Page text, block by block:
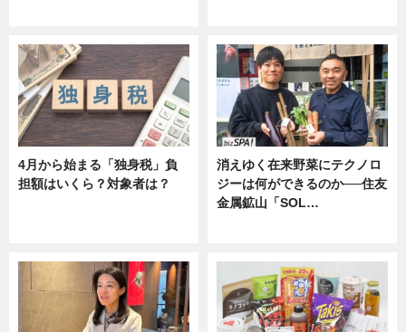
4月から始まる「独身税」負
担額はいくら？対象者は？
消えゆく在来野菜にテクノロ
ジーは何ができるのか──住友
金属鉱山「SOL…